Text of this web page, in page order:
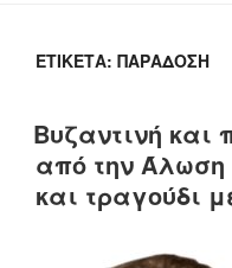
ΕΤΙΚΈΤΑ: ΠΑΡΆΔΟΣΗ
Βυζαντινή και
από την
και τραγούδι